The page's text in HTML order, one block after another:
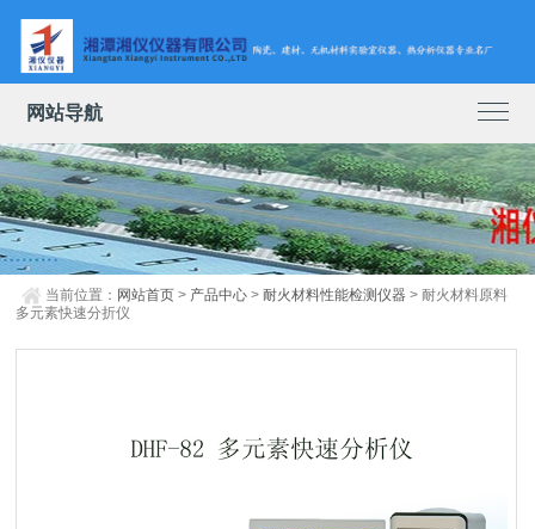
网站导航
当前位置： 网站首页 > 产品中心 >耐火材料性能检测仪器 > 耐火材料原料
多元素快速分折仪